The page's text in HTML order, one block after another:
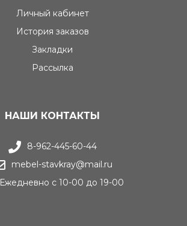
Личный кабинет
История заказов
Закладки
Рассылка
НАШИ КОНТАКТЫ
8-962-445-60-44
mebel-stavkray@mail.ru
Ежедневно с 10-00 до 19-00